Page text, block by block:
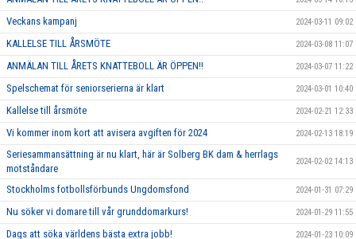
Veckans kampanj 2024-03-11 09:02
KALLELSE TILL ÅRSMÖTE 2024-03-08 11:07
ANMÄLAN TILL ÅRETS KNATTEBOLL ÄR ÖPPEN!! 2024-03-07 11:22
Spelschemat för seniorserierna är klart 2024-03-01 10:40
Kallelse till årsmöte 2024-02-21 12:33
Vi kommer inom kort att avisera avgiften för 2024 2024-02-13 18:19
Seriesammansättning är nu klart, här är Solberg BK dam & herrlags
motståndare
2024-02-02 14:13
Stockholms fotbollsförbunds Ungdomsfond 2024-01-31 07:29
Nu söker vi domare till vår grunddomarkurs! 2024-01-29 11:55
Dags att söka världens bästa extra jobb! 2024-01-23 10:09